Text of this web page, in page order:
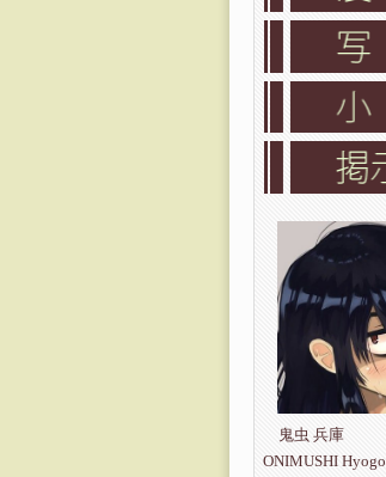
鬼虫 兵庫
ONIMUSHI Hyogo